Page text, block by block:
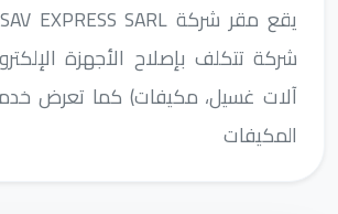
شركة تتكلف بإصلاح الأجهزة
آلات غسيل، مكيفات) كما تعرض
المكيفات